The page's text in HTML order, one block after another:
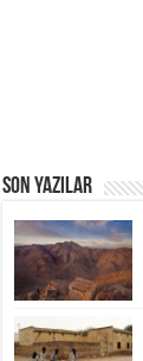
Son Yazılar